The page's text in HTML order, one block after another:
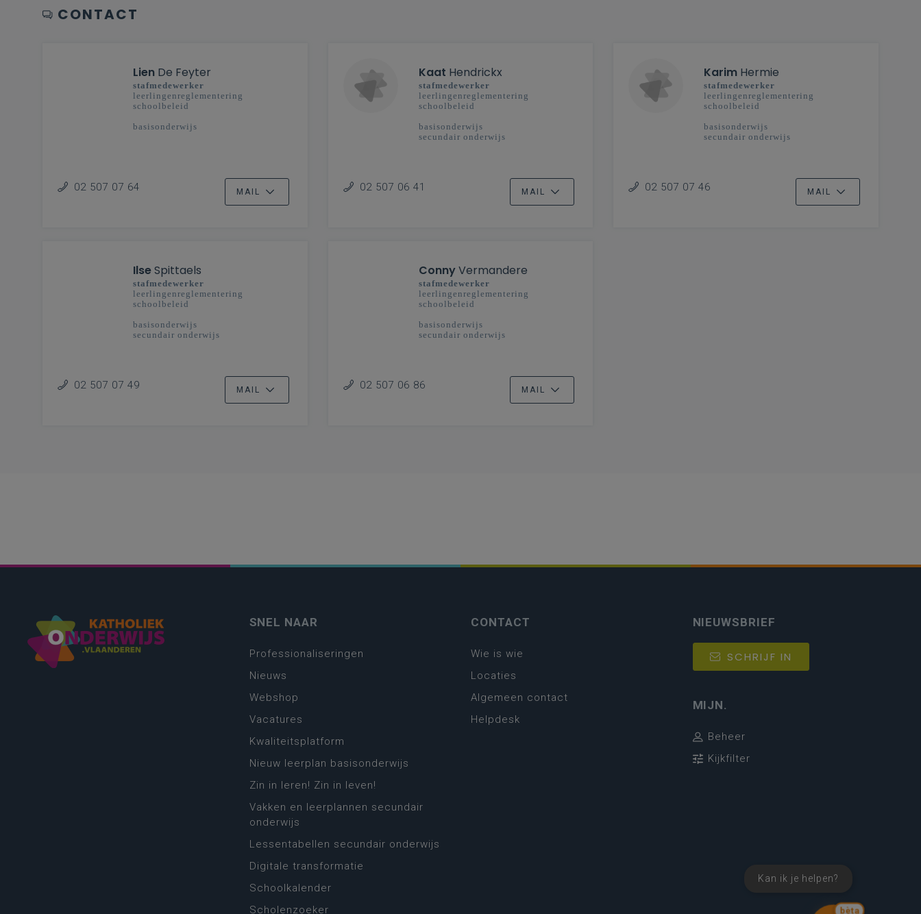
CONTACT
Lien De Feyter
stafmedewerker
leerlingenreglementering
schoolbeleid
basisonderwijs
02 507 07 64 MAIL
Kaat Hendrickx
stafmedewerker
leerlingenreglementering
schoolbeleid
basisonderwijs
secundair onderwijs
02 507 06 41 MAIL
Karim Hermie
stafmedewerker
leerlingenreglementering
schoolbeleid
basisonderwijs
secundair onderwijs
02 507 07 46 MAIL
IlseSpittaels
stafmedewerker
leerlingenreglementering
schoolbeleid
basisonderwijs
secundair onderwijs
02 507 07 49 MAIL
ConnyVermandere
stafmedewerker
leerlingenreglementering
schoolbeleid
basisonderwijs
secundair onderwijs
02 507 06 86 MAIL
bèta
Kan ik je helpen?
SNEL NAAR
Professionaliseringen
Nieuws
Webshop
Vacatures
Kwaliteitsplatform
Nieuw leerplan basisonderwijs
Zin in leren! Zin in leven!
Vakken en leerplannen secundair
onderwijs
Lessentabellen secundair onderwijs
Digitale transformatie
Schoolkalender
Scholenzoeker
CONTACT
Wie is wie
Locaties
Algemeen contact
Helpdesk
NIEUWSBRIEF
SCHRIJF IN
MIJN.
Beheer
Kijkfilter